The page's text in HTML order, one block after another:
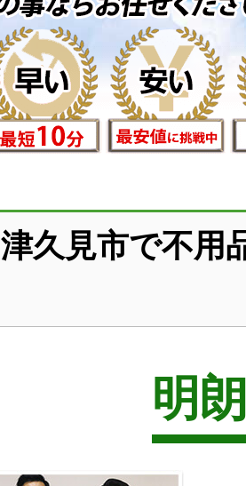
津久見市で不用
明